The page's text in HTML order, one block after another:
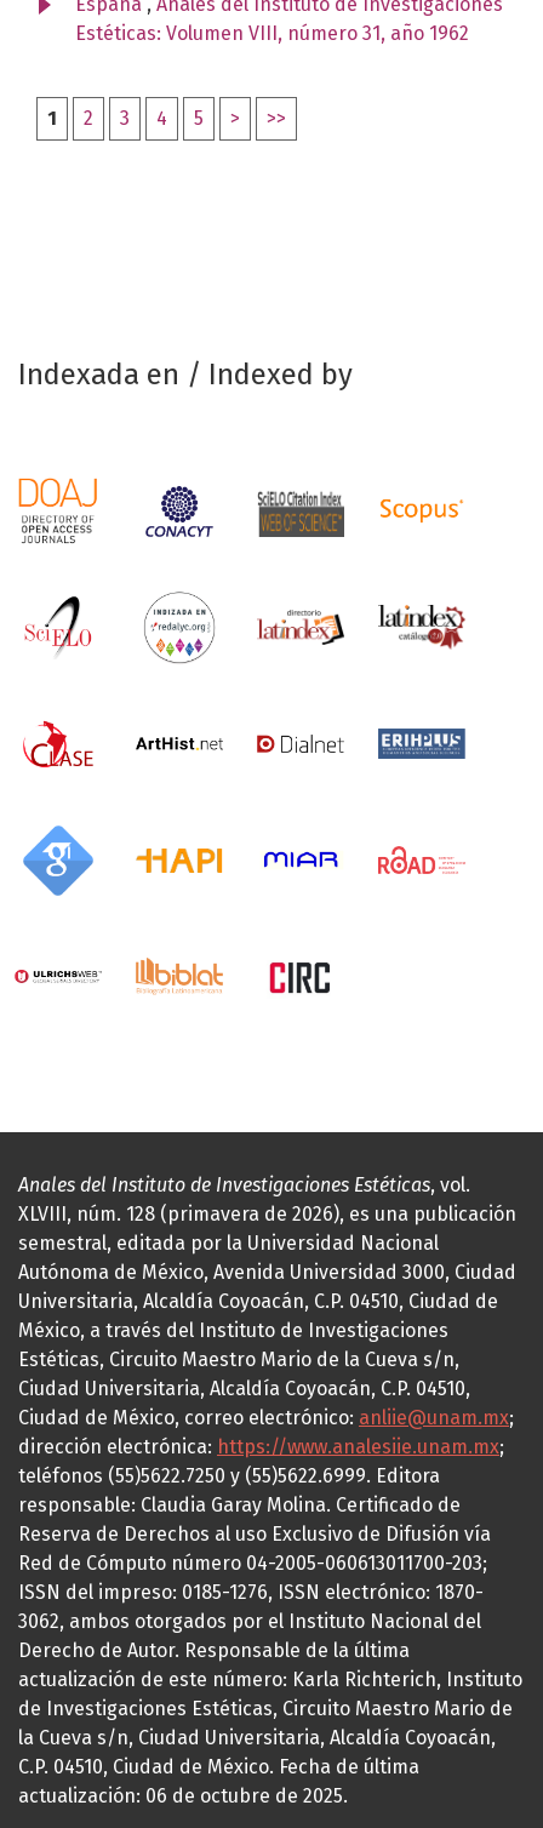
Estéticas: Volumen VIII, número 31, año 1962
1 2 3 4 5 > >>
Indexada en / Indexed by
Anales del Instituto de Investigaciones Estéticas, vol.
XLVIII, núm. 128 (primavera de 2026), es una publicación
semestral, editada por la Universidad Nacional
Autónoma de México, Avenida Universidad 3000, Ciudad
Universitaria, Alcaldía Coyoacán, C.P. 04510, Ciudad de
México, a través del Instituto de Investigaciones
Estéticas, Circuito Maestro Mario de la Cueva s/n,
Ciudad Universitaria, Alcaldía Coyoacán, C.P. 04510,
Ciudad de México, correo electrónico: anliie@unam.mx;
dirección electrónica: https://www.analesiie.unam.mx;
teléfonos (55)5622.7250 y (55)5622.6999. Editora
responsable: Claudia Garay Molina. Certificado de
Reserva de Derechos al uso Exclusivo de Difusión vía
Red de Cómputo número 04-2005-060613011700-203;
ISSN del impreso: 0185-1276, ISSN electrónico: 1870-
3062, ambos otorgados por el Instituto Nacional del
Derecho de Autor. Responsable de la última
actualización de este número: Karla Richterich, Instituto
de Investigaciones Estéticas, Circuito Maestro Mario de
la Cueva s/n, Ciudad Universitaria, Alcaldía Coyoacán,
C.P. 04510, Ciudad de México. Fecha de última
actualización: 06 de octubre de 2025.